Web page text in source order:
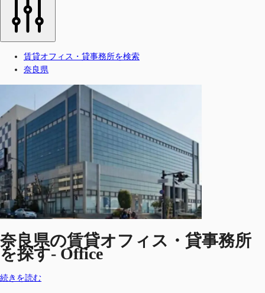
賃貸オフィス・貸事務所を検索
奈良県
奈良県の賃貸オフィス・貸事務所
を探す- Office
続きを読む